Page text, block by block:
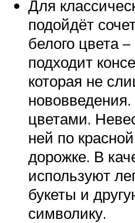
Для
подойдёт
белого цвета
подходит
которая не
цветами.
ней по
дорожке. В
используют
букеты и
символику.